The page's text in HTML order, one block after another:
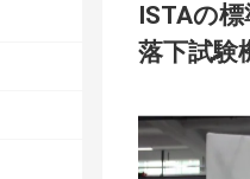
ISTAの
落下試験